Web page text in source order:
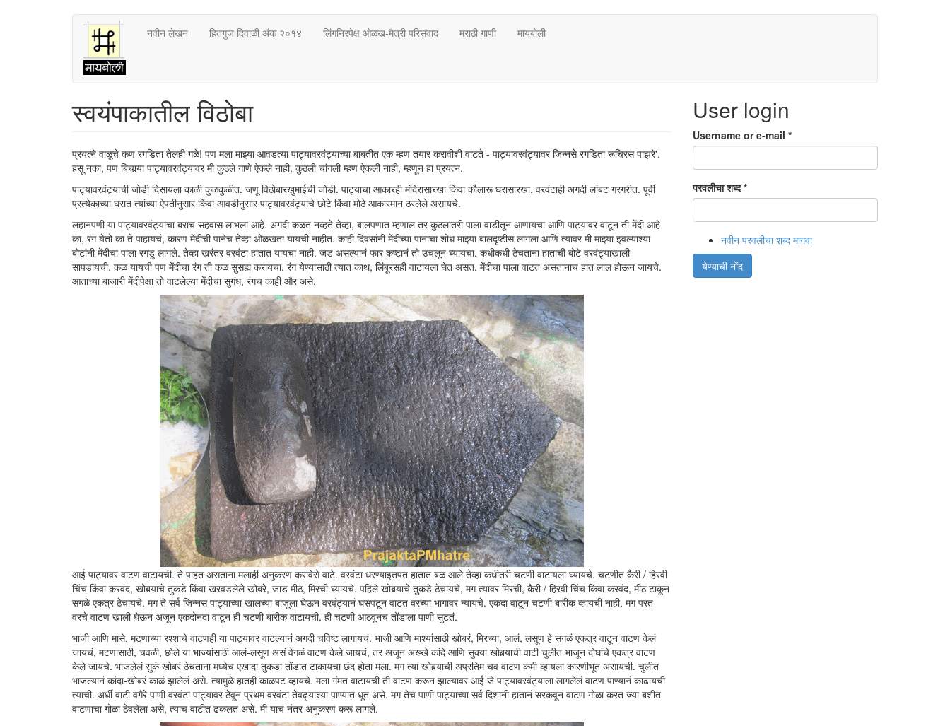
नवीन लेखन हितगुज दिवाळी अंक २०१४ लिंगनिरपेक्ष ओळख-मैत्री परिसंवाद मराठी गाणी मायबोली
स्वयंपाकातील विठोबा
प्रयत्ने वाळूचे कण रगडिता तेलही गळे! पण मला माझ्या आवडत्या पाट्यावरवंट्याच्या बाबतीत एक म्हण तयार करावीशी वाटते - पाट्यावरवंट्यावर जिन्नसे रगडिता रूचिरस पाझरे'.
हसू नका, पण बिचार्‍या पाट्यावरवंट्यावर मी कुठले गाणे ऐकले नाही, कुठली चांगली म्हण ऐकली नाही, म्हणून हा प्रयत्न.
पाट्यावरवंट्याची जोडी दिसायला काळी कुळकुळीत. जणू विठोबारखुमाईची जोडी. पाट्याचा आकारही मंदिरासारखा किंवा कौलारू घरासारखा. वरवंटाही अगदी लांबट गरगरीत. पूर्वी
प्रत्येकाच्या घरात त्यांच्या ऐपतीनुसार किंवा आवडीनुसार पाट्यावरवंट्याचे छोटे किंवा मोठे आकारमान ठरलेले असायचे.
लहानपणी या पाट्यावरवंट्याचा बराच सहवास लाभला आहे. अगदी कळत नव्हते तेव्हा, बालपणात म्हणाल तर कुठलातरी पाला वाडीतून आणायचा आणि पाट्यावर वाटून ती मेंदी आहे
का, रंग येतो का ते पाहायचं, कारण मेंदीची पानेच तेव्हा ओळखता यायची नाहीत. काही दिवसांनी मेंदीच्या पानांचा शोध माझ्या बालदृष्टीस लागला आणि त्यावर मी माझ्या इवल्याश्या
बोटांनी मेंदीचा पाला रगडू लागले. तेव्हा खरंतर वरवंटा हातात यायचा नाही. जड असल्यानं फार कष्टानं तो उचलून घ्यायचा. कधीकधी ठेचताना हाताची बोटे वरवंट्याखाली
सापडायची. कळ यायची पण मेंदीचा रंग ती कळ सुसह्य करायचा. रंग येण्यासाठी त्यात काथ, लिंबूरसही वाटायला घेत असत. मेंदीचा पाला वाटत असतानाच हात लाल होऊन जायचे.
आताच्या बाजारी मेंदीपेक्षा तो वाटलेल्या मेंदीचा सुगंध, रंगच काही और असे.
आई पाट्यावर वाटण वाटायची. ते पाहत असताना मलाही अनुकरण करावेसे वाटे. वरवंटा धरण्याइतपत हातात बळ आले तेव्हा कधीतरी चटणी वाटायला घ्यायचे. चटणीत कैरी / हिरवी
चिंच किंवा करवंद, खोबर्‍याचे तुकडे किंवा खरवडलेले खोबरे, जाड मीठ, मिरची घ्यायचे. पहिले खोबर्‍याचे तुकडे ठेचायचे, मग त्यावर मिरची, कैरी / हिरवी चिंच किंवा करवंद, मीठ टाकून
सगळे एकत्र ठेचायचे. मग ते सर्व जिन्नस पाट्याच्या खालच्या बाजूला घेऊन वरवंट्यानं घसपटून वाटत वरच्या भागावर न्यायचे. एकदा वाटून चटणी बारीक व्हायची नाही. मग परत
वरचे वाटण खाली घेऊन अजून एकदोनदा वाटून ही चटणी बारीक वाटायची. ही चटणी आठवूनच तोंडाला पाणी सुटतं.
भाजी आणि मासे, मटणाच्या रश्शाचे वाटणही या पाट्यावर वाटल्यानं अगदी चविष्ट लागायचं. भाजी आणि माश्यांसाठी खोबरं, मिरच्या, आलं, लसूण हे सगळं एकत्र वाटून वाटण केलं
जायचं, मटणासाठी, चवळी, छोले या भाज्यांसाठी आलं-लसूण असं वेगळं वाटण केले जायचं, तर अजून अख्खे कांदे आणि सुक्या खोबर्‍याची वाटी चुलीत भाजून दोघांचे एकत्र वाटण
केले जायचे. भाजलेलं सुकं खोबरं ठेचताना मध्येच एखादा तुकडा तोंडात टाकायचा छंद होता मला. मग त्या खोबर्‍याची अप्रतिम चव वाटण कमी व्हायला कारणीभूत असायची. चुलीत
भाजल्यानं कांदा-खोबरं काळं झालेलं असे. त्यामुळे हातही काळपट व्हायचे. मला गंमत वाटायची ती वाटण करून झाल्यावर आई जे पाट्यावरवंट्याला लागलेलं वाटण पाण्यानं काढायची
त्याची. अर्धी वाटी वगैरे पाणी वरवंटा पाट्यावर ठेवून प्रथम वरवंटा तेवढ्याश्या पाण्यात धूत असे. मग तेच पाणी पाट्याच्या सर्व दिशांनी हातानं सरकवून वाटण गोळा करत ज्या बशीत
वाटणाचा गोळा ठेवलेला असे, त्याच वाटीत ढकलत असे. मी याचं नंतर अनुकरण करू लागले.
User login
Username or e-mail *
परवलीचा शब्द*
नवीन परवलीचा शब्द मागवा
येण्याची नोंद